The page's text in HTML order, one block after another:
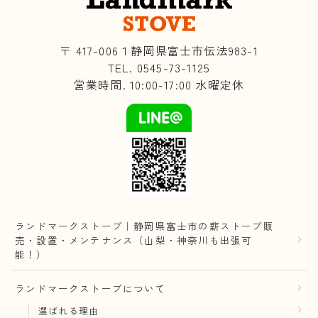
〒 417-006１静岡県富士市伝法983-1
TEL. 0545-73-1125
営業時間. 10:00-17:00 水曜定休
ランドマークストーブ｜静岡県富士市の薪ストーブ販
売・設置・メンテナンス（山梨・神奈川も出張可
能！）
ランドマークストーブについて
選ばれる理由